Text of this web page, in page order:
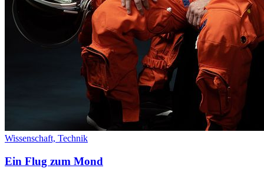
Wissenschaft, Technik
Ein Flug zum Mond